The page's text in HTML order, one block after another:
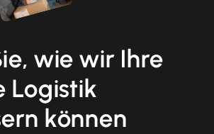
wie wir Ihre
Logistik
können